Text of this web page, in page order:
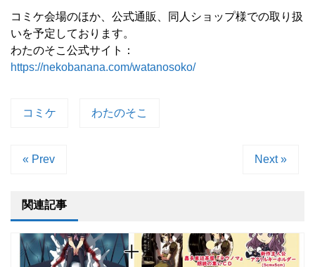
コミケ会場のほか、公式通販、同人ショップ様での取り扱
いを予定しております。
わたのそこ公式サイト：
https://nekobanana.com/watanosoko/
コミケ わたのそこ
« Prev Next »
関連記事